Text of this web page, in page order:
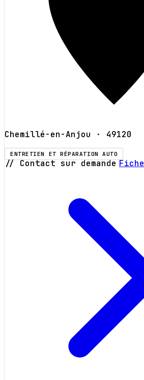
Chemillé-en-Anjou · 49120
ENTRETIEN ET RÉPARATION AUTO
// Contact sur demande Fiche